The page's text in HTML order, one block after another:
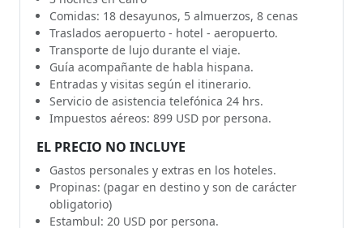
Comidas: 18 desayunos, 5 almuerzos, 8 cenas
Traslados aeropuerto - hotel - aeropuerto.
Transporte de lujo durante el viaje.
Guía acompañante de habla hispana.
Entradas y visitas según el itinerario.
Servicio de asistencia telefónica 24 hrs.
Impuestos aéreos: 899 USD por persona.
EL PRECIO NO INCLUYE
Gastos personales y extras en los hoteles.
Propinas: (pagar en destino y son de carácter
obligatorio)
Estambul: 20 USD por persona.